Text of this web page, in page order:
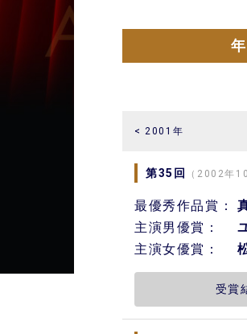
< 2001年
第35回 （2002年
最優秀作品賞：
主演男優賞：
主演女優賞：
受賞